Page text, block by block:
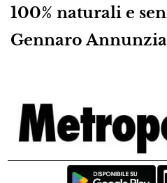
100% naturali e
Gennaro